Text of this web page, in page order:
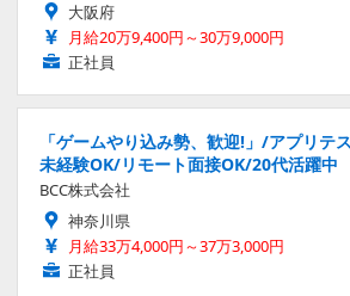
大阪府
月給20万9,400円～30万9,000円
正社員
「ゲームやり込み勢、歓迎!」/アプリテ
未経験OK/リモート面接OK/20代活躍中
BCC株式会社
神奈川県
月給33万4,000円～37万3,000円
正社員